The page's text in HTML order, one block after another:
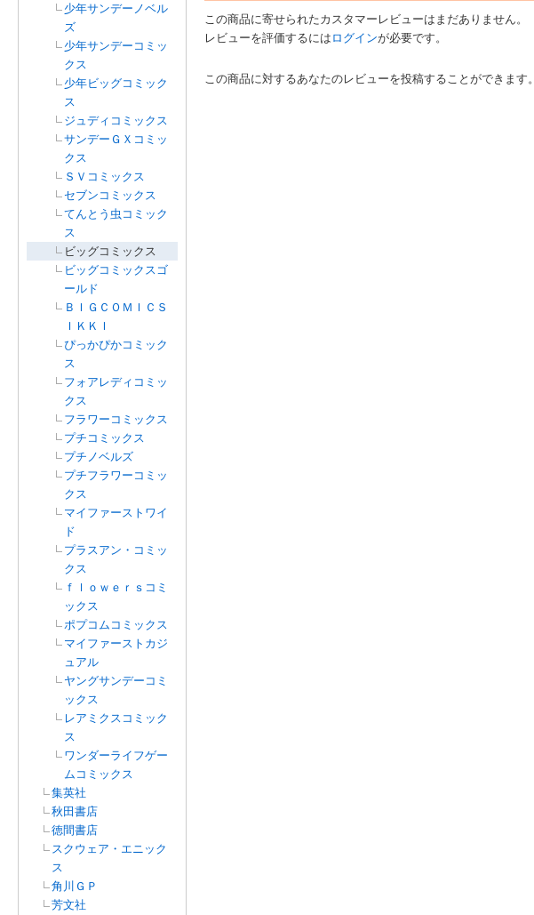
少年サンデーノベル
ズ
少年サンデーコミッ
クス
少年ビッグコミック
ス
ジュディコミックス
サンデーＧＸコミッ
クス
ＳＶコミックス
セブンコミックス
てんとう虫コミック
ス
ビッグコミックス
ビッグコミックスゴ
ールド
ＢＩＧＣＯＭＩＣＳ
ＩＫＫＩ
ぴっかぴかコミック
ス
フォアレディコミッ
クス
フラワーコミックス
プチコミックス
プチノベルズ
プチフラワーコミッ
クス
マイファーストワイ
ド
プラスアン・コミッ
クス
ｆｌｏｗｅｒｓコミ
ックス
ポプコムコミックス
マイファーストカジ
ュアル
ヤングサンデーコミ
ックス
レアミクスコミック
ス
ワンダーライフゲー
ムコミックス
集英社
秋田書店
徳間書店
スクウェア・エニック
ス
角川ＧＰ
芳文社
この商品に寄せられたカスタマーレビューはまだありません。
レビューを評価するには ログインが必要です。
この商品に対するあなたのレビューを投稿することができます。